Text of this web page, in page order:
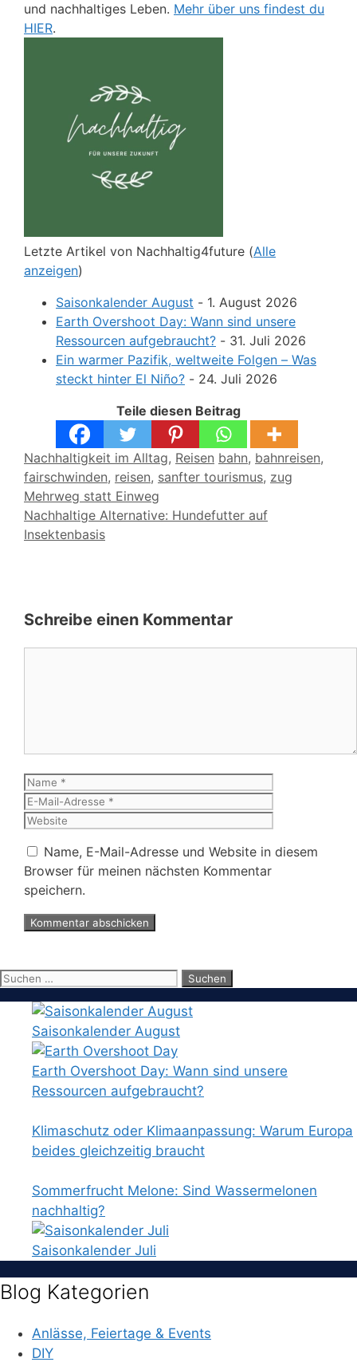
und nachhaltiges Leben. Mehr über uns findest du
HIER.
Letzte Artikel von Nachhaltig4future (Alle
anzeigen)
Saisonkalender August - 1. August 2026
Earth Overshoot Day: Wann sind unsere
Ressourcen aufgebraucht? - 31. Juli 2026
Ein warmer Pazifik, weltweite Folgen – Was
steckt hinter El Niño? - 24. Juli 2026
Teile diesen Beitrag
Kategorien
Nachhaltigkeit im Alltag, Reisen Schlagwörter
bahn, bahnreisen,
fairschwinden, reisen, sanfter tourismus, zug
Mehrweg statt Einweg
Nachhaltige Alternative: Hundefutter auf
Insektenbasis
Schreibe einen Kommentar
Name
Name, E-Mail-Adresse und Website in diesem
Browser für meinen nächsten Kommentar
speichern.
Suchen
Saisonkalender August
Earth Overshoot Day: Wann sind unsere
Ressourcen aufgebraucht?
Klimaschutz oder Klimaanpassung: Warum Europa
beides gleichzeitig braucht
Sommerfrucht Melone: Sind Wassermelonen
nachhaltig?
Saisonkalender Juli
Blog Kategorien
Anlässe, Feiertage & Events
DIY